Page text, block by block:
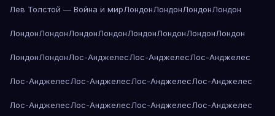
Лев Толстой — Война и мирЛондонЛондонЛондонЛондон
ЛондонЛондонЛондонЛондонЛондонЛондонЛондонЛондон
ЛондонЛондонЛос-АнджелесЛос-АнджелесЛос-Анджелес
Лос-АнджелесЛос-АнджелесЛос-АнджелесЛос-Анджелес
Лос-АнджелесЛос-АнджелесЛос-АнджелесЛос-Анджелес